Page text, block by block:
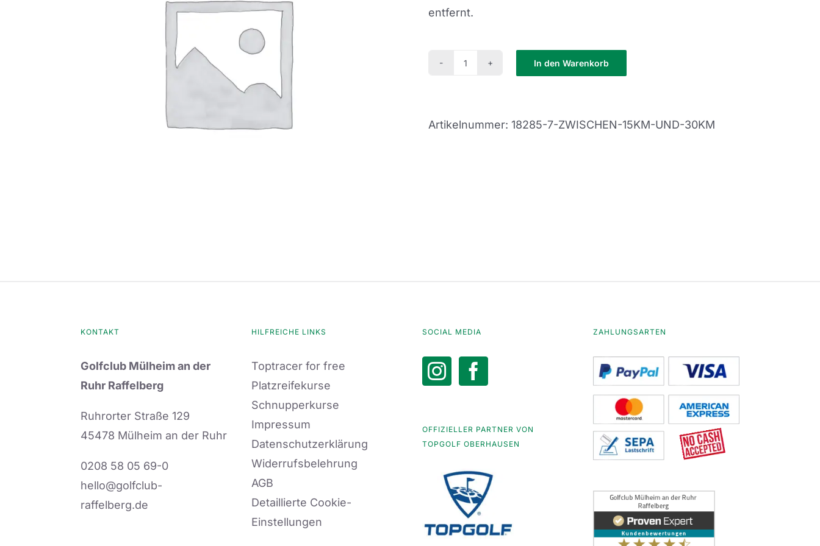
entfernt.
Menge
In den Warenkorb
Artikelnummer: 18285-7-ZWISCHEN-15KM-UND-30KM
KONTAKT
Golfclub Mülheim an der
Ruhr Raffelberg
Ruhrorter Straße 129
45478 Mülheim an der Ruhr
0208 58 05 69-0
hello@golfclub-
raffelberg.de
HILFREICHE LINKS
Toptracer for free
Platzreifekurse
Schnupperkurse
Impressum
Datenschutzerklärung
Widerrufsbelehrung
AGB
Detaillierte Cookie-
Einstellungen
SOCIAL MEDIA
OFFIZIELLER PARTNER VON
TOPGOLF OBERHAUSEN
ZAHLUNGSARTEN